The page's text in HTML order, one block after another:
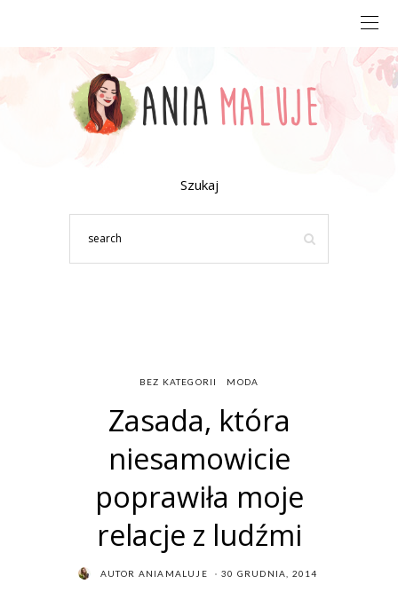
Szukaj
BEZ KATEGORII MODA
Zasada, która
niesamowicie
poprawiła moje
relacje z ludźmi
AUTOR ANIAMALUJE
POSTED
30 GRUDNIA, 2014